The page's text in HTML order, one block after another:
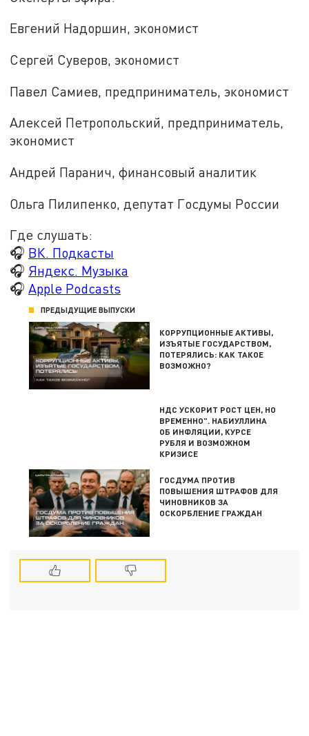
Евгений Надоршин, экономист
Сергей Суверов, экономист
Павел Самиев, предприниматель, экономист
Алексей Петропольский, предприниматель,
экономист
Андрей Паранич, финансовый аналитик
Ольга Пилипенко, депутат Госдумы России
Где слушать:
🎧 ВК. Подкасты
🎧 Яндекс. Музыка
🎧Apple Podcasts
ПРЕДЫДУЩИЕ ВЫПУСКИ
КОРРУПЦИОННЫЕ АКТИВЫ,
ИЗЪЯТЫЕ ГОСУДАРСТВОМ,
ПОТЕРЯЛИСЬ: КАК ТАКОЕ
ВОЗМОЖНО?
НДС УСКОРИТ РОСТ ЦЕН, НО
ВРЕМЕННО". НАБИУЛЛИНА
ОБ ИНФЛЯЦИИ, КУРСЕ
РУБЛЯ И ВОЗМОЖНОМ
КРИЗИСЕ
ГОСДУМА ПРОТИВ
ПОВЫШЕНИЯ ШТРАФОВ ДЛЯ
ЧИНОВНИКОВ ЗА
ОСКОРБЛЕНИЕ ГРАЖДАН